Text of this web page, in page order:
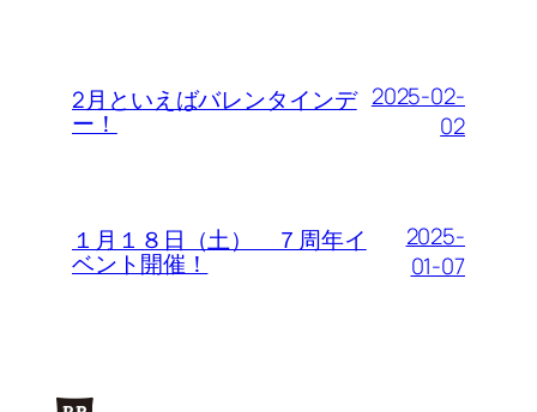
2月といえばバレンタインデ
ー！
2025-02-
02
１月１８日（土） ７周年イ
ベント開催！
2025-
01-07